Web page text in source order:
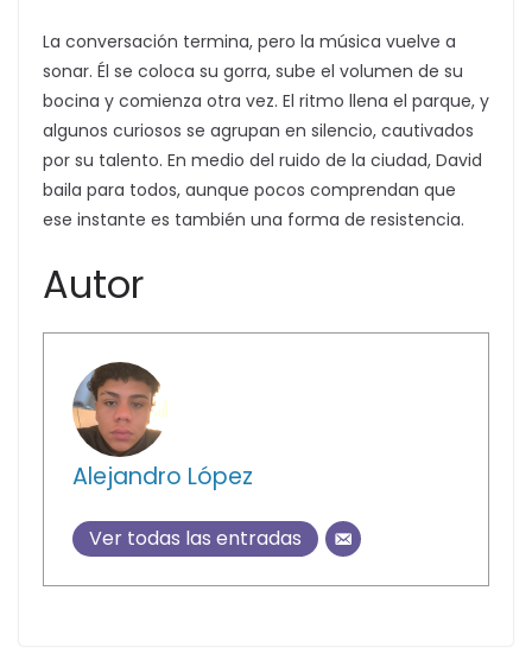
La conversación termina, pero la música vuelve a
sonar. Él se coloca su gorra, sube el volumen de su
bocina y comienza otra vez. El ritmo llena el parque, y
algunos curiosos se agrupan en silencio, cautivados
por su talento. En medio del ruido de la ciudad, David
baila para todos, aunque pocos comprendan que
ese instante es también una forma de resistencia.
Autor
Alejandro López
Ver todas las entradas